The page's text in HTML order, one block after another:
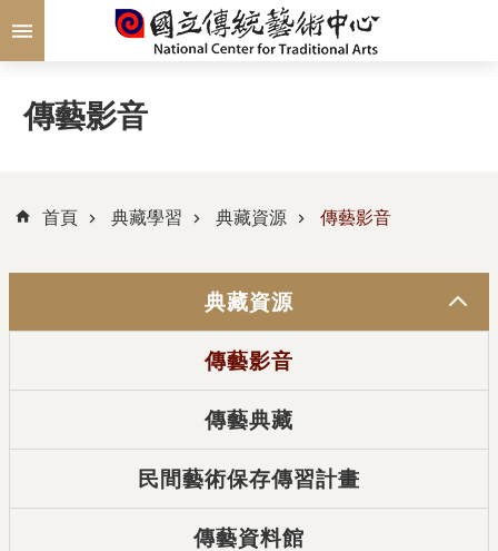
跳到主要內容區塊
傳藝影音
首頁 典藏學習 典藏資源 傳藝影音
典藏資源
傳藝影音
傳藝典藏
民間藝術保存傳習計畫
傳藝資料館